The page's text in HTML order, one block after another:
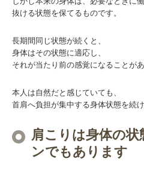
抜ける状態を保てるものです。
長期間同じ状態が続くと、
身体はその状態に適応し、
それが当たり前の感覚になることがあ
本人は自然だと感じていても、
首肩へ負担が集中する身体状態を続
肩こりは身体の状
ンでもあります